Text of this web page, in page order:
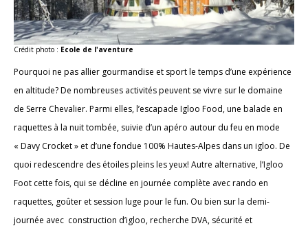
Crédit photo : Ecole de l'aventure
Pourquoi ne pas allier gourmandise et sport le temps d’une expérience
en altitude? De nombreuses activités peuvent se vivre sur le domaine
de Serre Chevalier. Parmi elles, l’escapade Igloo Food, une balade en
raquettes à la nuit tombée, suivie d’un apéro autour du feu en mode
« Davy Crocket » et d’une fondue 100% Hautes-Alpes dans un igloo. De
quoi redescendre des étoiles pleins les yeux! Autre alternative, l’Igloo
Foot cette fois, qui se décline en journée complète avec rando en
raquettes, goûter et session luge pour le fun. Ou bien sur la demi-
journée avec construction d’igloo, recherche DVA, sécurité et